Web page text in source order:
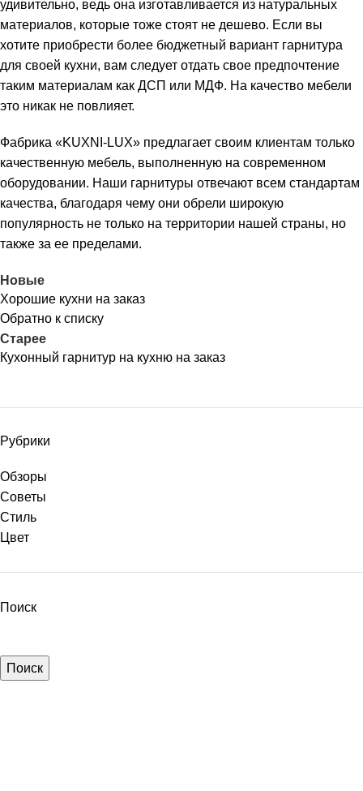
удивительно, ведь она изготавливается из натуральных
материалов, которые тоже стоят не дешево. Если вы
хотите приобрести более бюджетный вариант гарнитура
для своей кухни, вам следует отдать свое предпочтение
таким материалам как ДСП или МДФ. На качество мебели
это никак не повлияет.
Фабрика «KUXNI-LUX» предлагает своим клиентам только
качественную мебель, выполненную на современном
оборудовании. Наши гарнитуры отвечают всем стандартам
качества, благодаря чему они обрели широкую
популярность не только на территории нашей страны, но
также за ее пределами.
Новые
Хорошие кухни на заказ
Обратно к списку
Старее
Кухонный гарнитур на кухню на заказ
Рубрики
Обзоры
Советы
Стиль
Цвет
Поиск
Поиск